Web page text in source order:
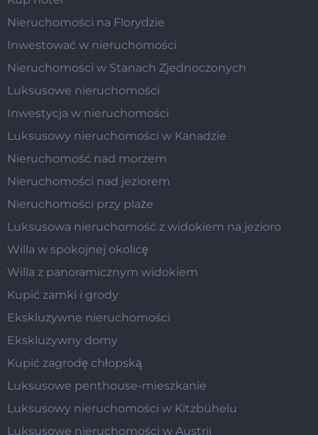
Nieruchomości na Florydzie
Inwestować w nieruchomości
Nieruchomości w Stanach Zjednoczonych
Luksusowe nieruchomości
Inwestycja w nieruchomości
Luksusowy nieruchomości w Kanadzie
Nieruchomość nad morzem
Nieruchomości nad jeziorem
Nieruchomości przy plaże
Luksusowa nieruchomość z widokiem na jezioro
Willa w spokojnej okolicę
Willa z panoramicznym widokiem
Kupić zamki i grody
Ekskluzywne nieruchomości
Ekskluzywny domy
Kupić zagrodę chłopską
Luksusowe penthouse-mieszkanie
Luksusowy nieruchomości w Kitzbühelu
Luksusowe nieruchomości w Austrii